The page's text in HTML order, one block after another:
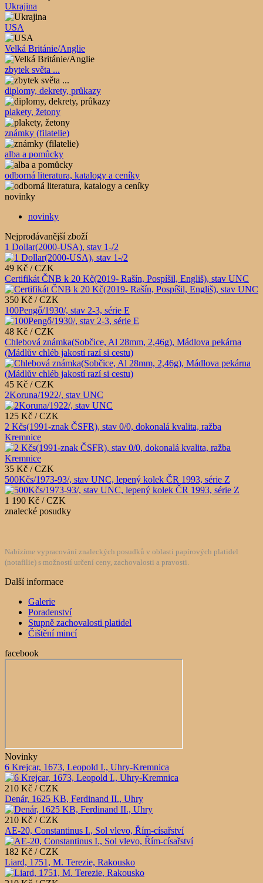
Ukrajina
USA
Velká Británie/Anglie
zbytek světa ...
diplomy, dekrety, průkazy
plakety, žetony
známky (filatelie)
alba a pomůcky
odborná literatura, katalogy a ceníky
novinky
novinky
Nejprodávanější zboží
1 Dollar(2000-USA), stav 1-/2
49 Kč / CZK
Certifikát ČNB k 20 Kč(2019- Rašín, Pospíšil, Engliš), stav UNC
350 Kč / CZK
100Pengő/1930/, stav 2-3, série E
48 Kč / CZK
Chlebová známka(Sobčice, Al 28mm, 2,46g), Mádlova pekárna
(Mádlův chléb jakostí razí si cestu)
45 Kč / CZK
2Koruna/1922/, stav UNC
125 Kč / CZK
2 Kčs(1991-znak ČSFR), stav 0/0, dokonalá kvalita, ražba
Kremnice
35 Kč / CZK
500Kčs/1973-93/, stav UNC, lepený kolek ČR 1993, série Z
1 190 Kč / CZK
znalecké posudky
Nabízíme vypracování znaleckých posudků v oblasti papírových platidel
(notafilie) s možností určení ceny, zachovalosti a pravosti.
Další informace
Galerie
Poradenství
Stupně zachovalosti platidel
Čištění mincí
facebook
Novinky
6 Krejcar, 1673, Leopold I., Uhry-Kremnica
210 Kč / CZK
Denár, 1625 KB, Ferdinand II., Uhry
210 Kč / CZK
AE-20, Constantinus I., Sol vlevo, Řím-císařství
182 Kč / CZK
Liard, 1751, M. Terezie, Rakousko